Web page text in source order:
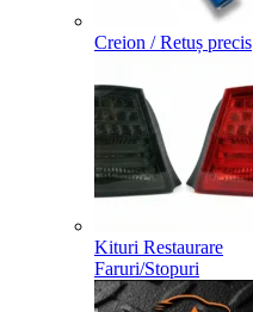
Creion / Retuș precis
Kituri Restaurare
Faruri/Stopuri